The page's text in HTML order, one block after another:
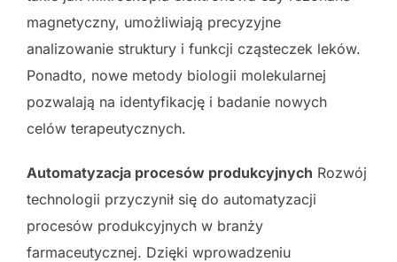
magnetyczny, umożliwiają precyzyjne
analizowanie struktury i funkcji cząsteczek leków.
Ponadto, nowe metody biologii molekularnej
pozwalają na identyfikację i badanie nowych
celów terapeutycznych.
Automatyzacja procesów produkcyjnych Rozwój
technologii przyczynił się do automatyzacji
procesów produkcyjnych w branży
farmaceutycznej. Dzięki wprowadzeniu